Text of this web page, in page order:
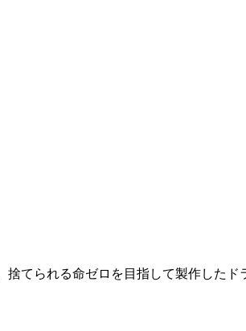
てられる命ゼロを目指して製作した